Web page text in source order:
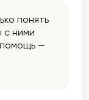
понять
с ними
—
подхода.